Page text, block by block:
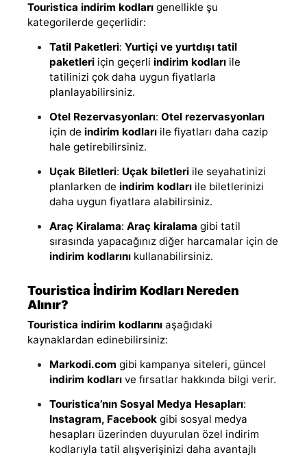
Touristica indirim kodları genellikle şu
kategorilerde geçerlidir:
Tatil Paketleri: Yurtiçi ve yurtdışı tatil
paketleri için geçerli indirim kodları ile
tatilinizi çok daha uygun fiyatlarla
planlayabilirsiniz.
Otel Rezervasyonları: Otel rezervasyonları
için de indirim kodları ile fiyatları daha cazip
hale getirebilirsiniz.
Uçak Biletleri: Uçak biletleri ile seyahatinizi
planlarken de indirim kodları ile biletlerinizi
daha uygun fiyatlara alabilirsiniz.
Araç Kiralama: Araç kiralama gibi tatil
sırasında yapacağınız diğer harcamalar için de
indirim kodlarını kullanabilirsiniz.
Touristica İndirim Kodları Nereden
Alınır?
Touristica indirim kodlarını aşağıdaki
kaynaklardan edinebilirsiniz:
Markodi.com gibi kampanya siteleri, güncel
indirim kodları ve fırsatlar hakkında bilgi verir.
Touristica’nın Sosyal Medya Hesapları:
Instagram, Facebook gibi sosyal medya
hesapları üzerinden duyurulan özel indirim
kodlarıyla tatil alışverişinizi daha avantajlı